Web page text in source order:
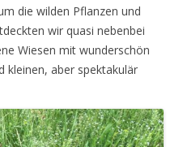
die wilden Pflanzen und
wir quasi nebenbei
Wiesen mit wunderschön
kleinen, aber spektakulär